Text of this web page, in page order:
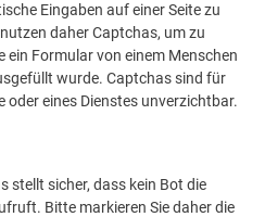
Eingaben auf einer Seite zu
daher Captchas, um zu
ein Formular von einem Menschen
wurde. Captchas sind für
oder eines Dienstes unverzichtbar.
stellt sicher, dass kein Bot die
Bitte markieren Sie daher die